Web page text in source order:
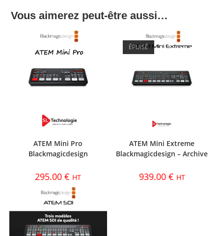
Vous aimerez peut-être aussi…
ATEM Mini Pro
Blackmagicdesign
295.00€ HT
ÉPUISÉ
ATEM Mini Extreme
Blackmagicdesign – Archive
939.00 € HT